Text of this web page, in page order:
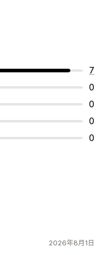
7
0
0
0
0
2026年8月1日